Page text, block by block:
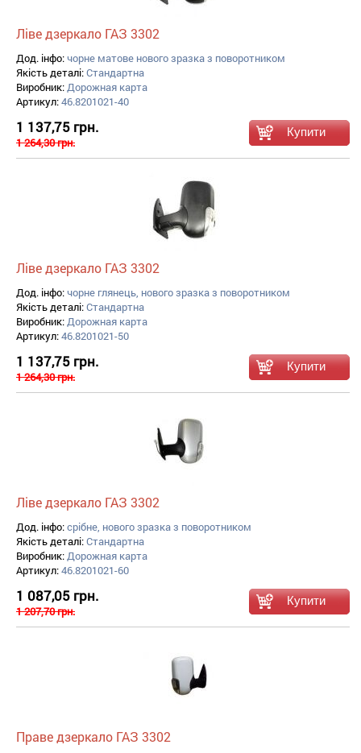
Ліве дзеркало ГАЗ 3302
Дод. інфо:чорне матове нового зразка з поворотником
Якість деталі:Стандартна
Виробник:Дорожная карта
Артикул:46.8201021-40
1 137,75 грн.
1 264,30 грн.
Ліве дзеркало ГАЗ 3302
Дод. інфо:чорне глянець, нового зразка з поворотником
Якість деталі:Стандартна
Виробник:Дорожная карта
Артикул:46.8201021-50
1 137,75 грн.
1 264,30 грн.
Ліве дзеркало ГАЗ 3302
Дод. інфо:срібне, нового зразка з поворотником
Якість деталі:Стандартна
Виробник:Дорожная карта
Артикул:46.8201021-60
1 087,05 грн.
1 207,70 грн.
Праве дзеркало ГАЗ 3302